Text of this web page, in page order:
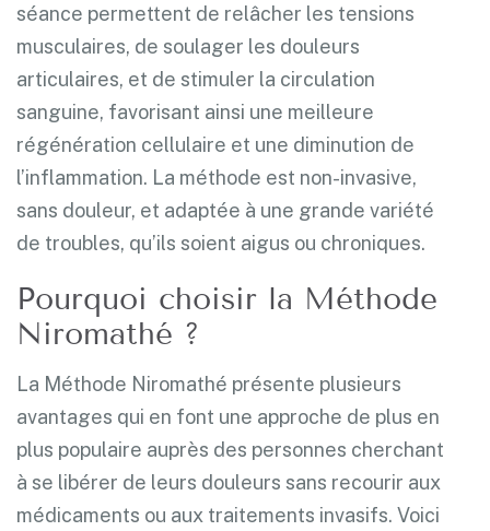
séance permettent de relâcher les tensions
musculaires, de soulager les douleurs
articulaires, et de stimuler la circulation
sanguine, favorisant ainsi une meilleure
régénération cellulaire et une diminution de
l’inflammation. La méthode est non-invasive,
sans douleur, et adaptée à une grande variété
de troubles, qu’ils soient aigus ou chroniques.
Pourquoi choisir la Méthode
Niromathé ?
La Méthode Niromathé présente plusieurs
avantages qui en font une approche de plus en
plus populaire auprès des personnes cherchant
à se libérer de leurs douleurs sans recourir aux
médicaments ou aux traitements invasifs. Voici